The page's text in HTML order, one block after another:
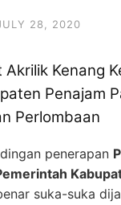
28, 2020
Kenang
Penajam
Perlombaan
penerapan
suka-suka